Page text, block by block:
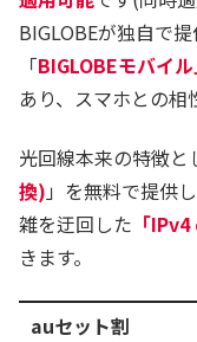
BIGLOBEが独自で
「BIGLOBEモバイ
あり、スマホとの相
光回線本来の特徴と
換) 」を無料で提供
雑を迂回した 「
きます。
auセット割